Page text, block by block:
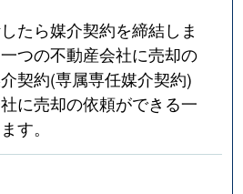
たら媒介契約を締結しま
つの不動産会社に売却の
契約(専属専任媒介契約)
に売却の依頼ができる一
す。